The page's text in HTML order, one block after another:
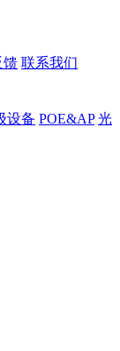
馈 联系我们
设备 POE&AP 光